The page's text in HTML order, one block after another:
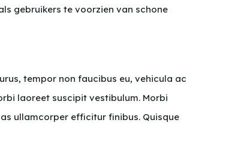
gebruikers te voorzien van schone
tempor non faucibus eu, vehicula ac
laoreet suscipit vestibulum. Morbi
ullamcorper efficitur finibus. Quisque